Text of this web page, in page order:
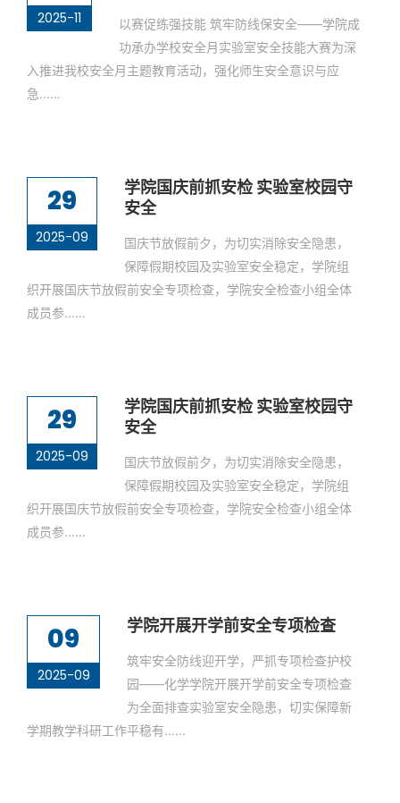
2025-11
以赛促练强技能 筑牢防线保安全——学院成
功承办学校安全月实验室安全技能大赛为深
入推进我校安全月主题教育活动，强化师生安全意识与应
急……
29
2025-09
学院国庆前抓安检 实验室校园守
安全
国庆节放假前夕，为切实消除安全隐患，
保障假期校园及实验室安全稳定，学院组
织开展国庆节放假前安全专项检查，学院安全检查小组全体
成员参……
29
2025-09
学院国庆前抓安检 实验室校园守
安全
国庆节放假前夕，为切实消除安全隐患，
保障假期校园及实验室安全稳定，学院组
织开展国庆节放假前安全专项检查，学院安全检查小组全体
成员参……
09
2025-09
学院开展开学前安全专项检查
筑牢安全防线迎开学，严抓专项检查护校
园——化学学院开展开学前安全专项检查
为全面排查实验室安全隐患，切实保障新
学期教学科研工作平稳有……